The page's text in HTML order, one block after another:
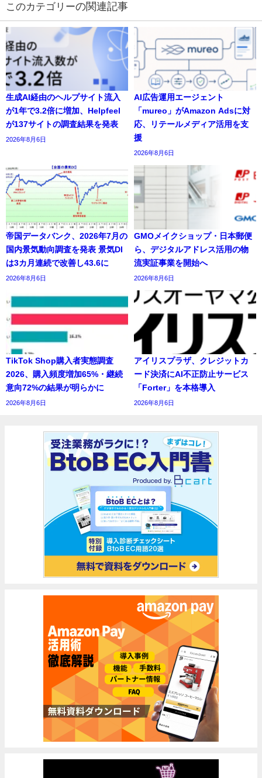
の関連記事
生成AI経由のヘルプサイト流入
が1年で3.2倍に増加、Helpfeel
が137サイトの調査結果を発表
2026年8月6日
AI広告運用エージェント
「mureo」がAmazon Adsに対
応、リテールメディア活用を支
援
2026年8月6日
帝国データバンク、2026年7月の
国内景気動向調査を発表 景気DI
は3カ月連続で改善し43.6に
2026年8月6日
GMOメイクショップ・日本郵便
ら、デジタルアドレス活用の物
流実証事業を開始へ
2026年8月6日
TikTok Shop購入者実態調査
2026、購入頻度増加65%・継続
意向72%の結果が明らかに
2026年8月6日
アイリスプラザ、クレジットカ
ード決済にAI不正防止サービス
「Forter」を本格導入
2026年8月6日